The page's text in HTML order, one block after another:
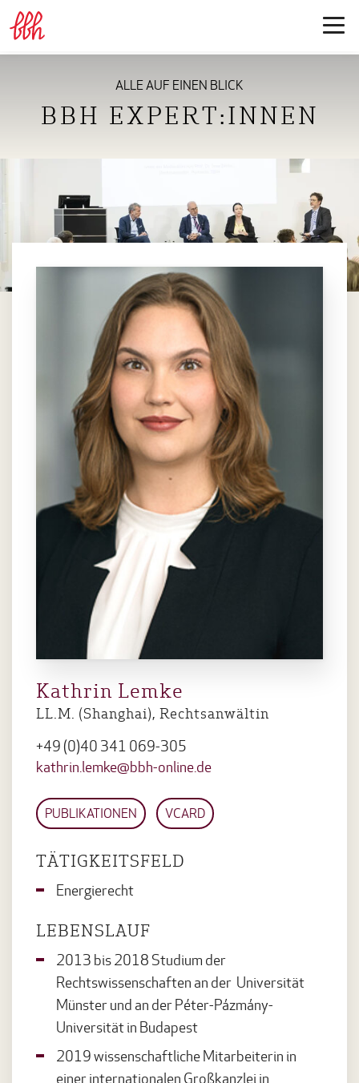
ALLE AUF EINEN BLICK
BBH EXPERT:INNEN
Kathrin Lemke
LL.M. (Shanghai), Rechtsanwältin
+49 (0)40 341 069-305
kathrin.lemke@bbh-online.de
PUBLIKATIONEN VCARD
TÄTIGKEITSFELD
Energierecht
LEBENSLAUF
2013 bis 2018 Studium der
Rechtswissenschaften an der Universität
Münster und an der Péter-Pázmány-
Universität in Budapest
2019 wissenschaftliche Mitarbeiterin in